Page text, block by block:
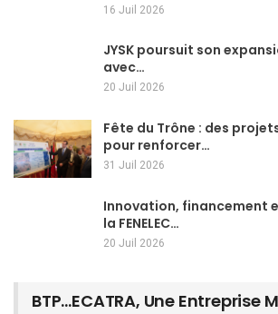
16 Juil 2026
JYSK poursuit son
avec…
20 Juil 2026
Fête du Trône : des
pour renforcer…
31 Juil 2026
Innovation, financement
la FENELEC…
20 Juil 2026
BTP…ECATRA, Une Entreprise